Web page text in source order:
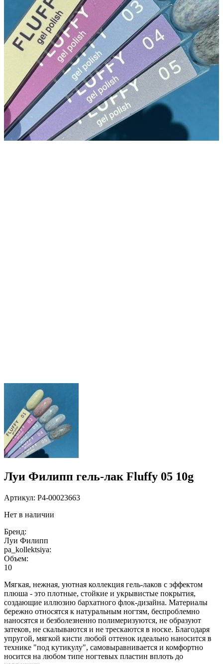
Луи Филипп гель-лак Fluffy 05 10g
Артикул: P4-00023663
Нет в наличии
Бренд:
Луи Филипп
pa_kollektsiya:
Объем:
10
Мягкая, нежная, уютная коллекция гель-лаков с эффектом
плюша - это плотные, стойкие и укрывистые покрытия,
создающие иллюзию бархатного флок-дизайна. Материалы
бережно относятся к натуральным ногтям, беспроблемно
наносятся и безболезненно полимеризуются, не образуют
затеков, не скалываются и не трескаются в носке. Благодаря
упругой, мягкой кисти любой оттенок идеально наносится в
технике "под кутикулу", самовыравнивается и комфортно
носится на любом типе ногтевых пластин вплоть до